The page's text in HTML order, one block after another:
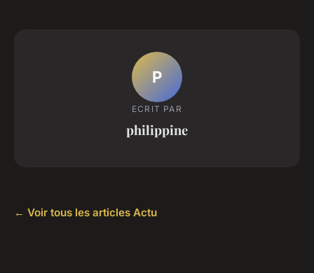
P
ECRIT PAR
philippine
← Voir tous les articles Actu